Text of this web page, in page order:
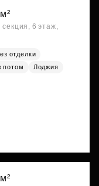
6 этаж,
отделки
потом
Лоджия